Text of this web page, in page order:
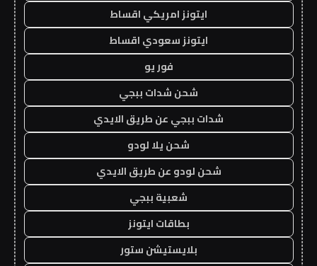
ايتونز امريكي اقساط
ايتونز سعودي اقساط
فور يو
شحن شدات ببجي
شدات ببجي عن طريق الايدي
شحن يلا لودو
شحن لودو عن طريق الايدي
شعبية ببجي
بطاقات ايتونز
بلايستيشن ستور